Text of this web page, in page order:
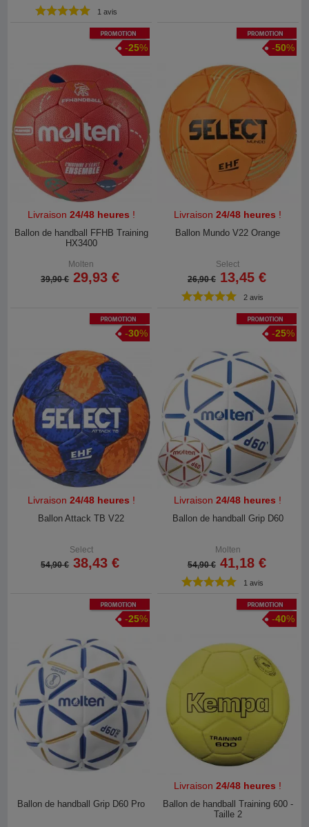
1 avis
Promotion
-25%
Livraison 24/48 heures !
Ballon de handball FFHB Training
HX3400
Molten
39,90 € 29,93 €
Promotion
-50%
Livraison24/48 heures !
Ballon Mundo V22 Orange
Select
26,90 € 13,45 €
2 avis
Promotion
-30%
Livraison 24/48 heures !
Ballon Attack TB V22
Select
54,90 € 38,43 €
Promotion
-25%
Livraison24/48 heures !
Ballon de handball Grip D60
Molten
54,90 € 41,18 €
1 avis
Promotion
-25%
Ballon de handball Grip D60 Pro
Promotion
-40%
Livraison24/48 heures !
Ballon de handball Training 600 -
Taille 2